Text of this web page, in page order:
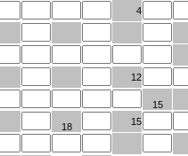
4
12
15
18 15